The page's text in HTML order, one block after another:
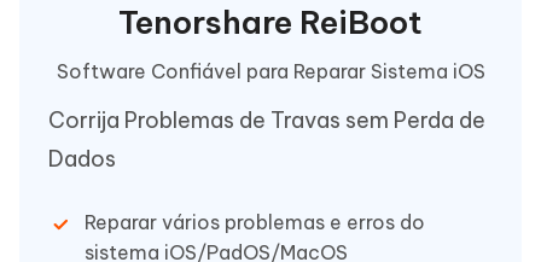
Tenorshare ReiBoot
Software Confiável para Reparar Sistema iOS
Corrija Problemas de Travas sem Perda de
Dados
Reparar vários problemas e erros do
sistema iOS/PadOS/MacOS